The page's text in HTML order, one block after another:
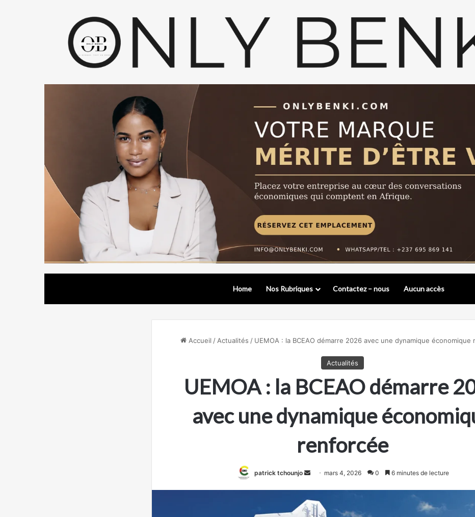
Home Nos Rubriques Contactez – nous Aucun accès
Accueil / Actualités / UEMOA : la BCEAO démarre 2026 avec une dynamique économique
Actualités
UEMOA : la BCEAO démarre
avec une dynamique
renforcée
patrick tchounjo
Envoyermars 4, 2026 0 6 minutes de lecture